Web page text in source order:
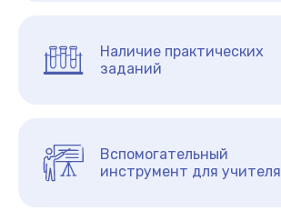
Наличие практических
заданий
Вспомогательный
инструмент для учителя